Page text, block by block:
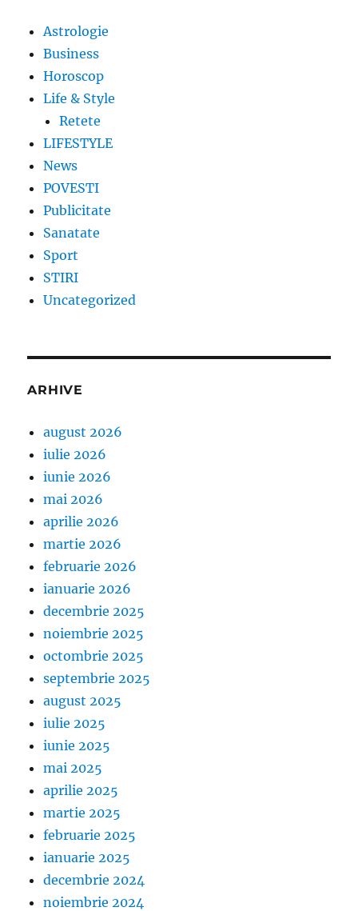
Astrologie
Business
Horoscop
Life & Style
Retete
LIFESTYLE
News
POVESTI
Publicitate
Sanatate
Sport
STIRI
Uncategorized
ARHIVE
august 2026
iulie 2026
iunie 2026
mai 2026
aprilie 2026
martie 2026
februarie 2026
ianuarie 2026
decembrie 2025
noiembrie 2025
octombrie 2025
septembrie 2025
august 2025
iulie 2025
iunie 2025
mai 2025
aprilie 2025
martie 2025
februarie 2025
ianuarie 2025
decembrie 2024
noiembrie 2024